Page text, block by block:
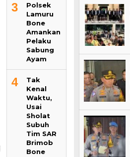
3
Polsek
Lamuru
Bone
Amankan
Pelaku
Sabung
Ayam
4
Tak
Kenal
Waktu,
Usai
Sholat
Subuh
Tim SAR
Brimob
Bone